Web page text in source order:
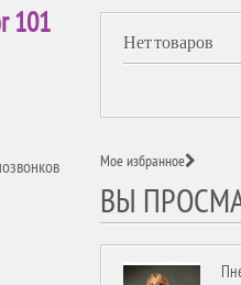
101
Нет товаров
Мое избранное
ВЫ